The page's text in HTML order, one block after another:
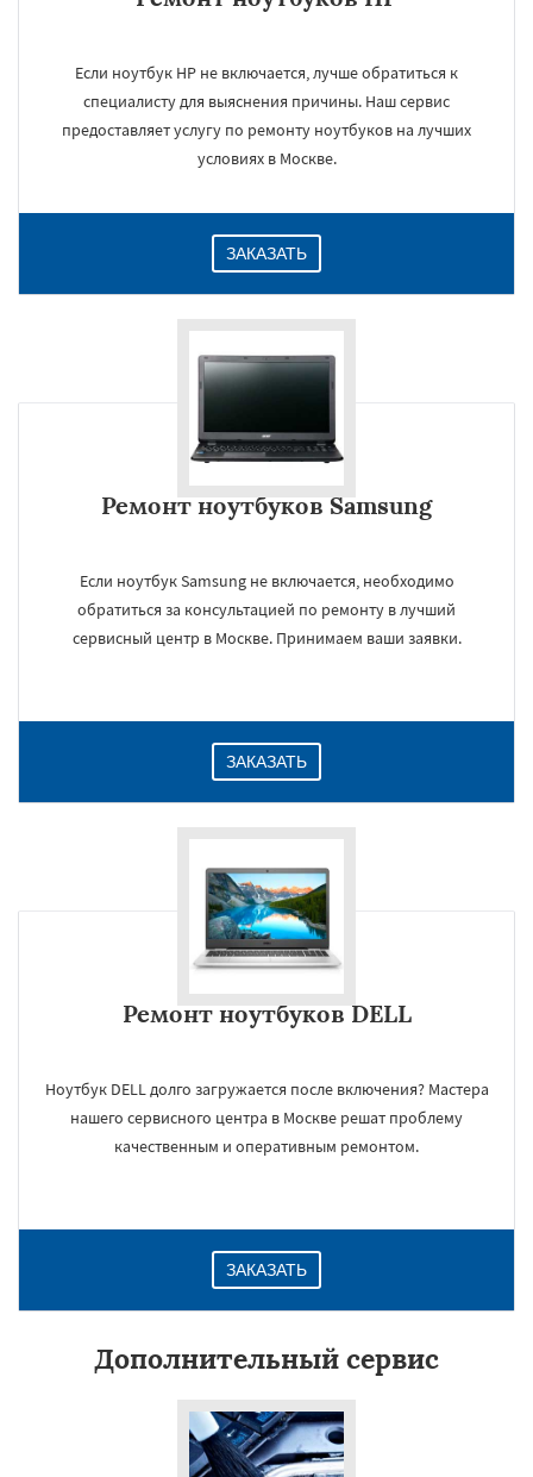
Если ноутбук HP не включается, лучше обратиться к
специалисту для выяснения причины. Наш сервис
предоставляет услугу по ремонту ноутбуков на лучших
условиях в Москве.
ЗАКАЗАТЬ
Ремонт ноутбуков Samsung
Если ноутбук Samsung не включается, необходимо
обратиться за консультацией по ремонту в лучший
сервисный центр в Москве. Принимаем ваши заявки.
ЗАКАЗАТЬ
Ремонт ноутбуков DELL
Ноутбук DELL долго загружается после включения? Мастера
нашего сервисного центра в Москве решат проблему
качественным и оперативным ремонтом.
ЗАКАЗАТЬ
Дополнительный сервис
×